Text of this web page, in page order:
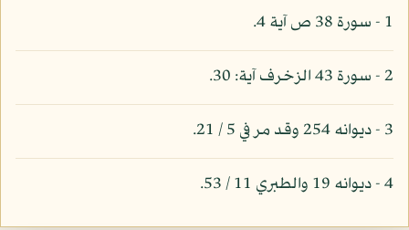
1 - سورة 38 ص آية 4.
2 - سورة 43 الزخرف آية: 30.
3 - ديوانه 254 وقد مر في 5 / 21.
4 - ديوانه 19 والطبري 11 / 53.